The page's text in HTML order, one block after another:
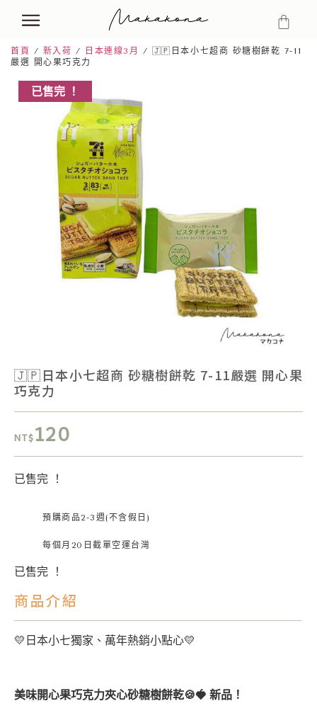
首頁 / 新入荷 / 日本連線3月
/ 🇯🇵日本小七超商 砂糖樹餅乾 7-11
嚴選 開心果巧克力
已售完 ！
🇯🇵日本小七超商 砂糖樹餅乾 7-11嚴選 開心果
巧克力
NT$120
已售完 ！
預購商品2-3週(不含假日)
每個月20日截單空運台灣
已售完 ！
商品介紹
💛日本小七獨家、萬年熱銷小點心💛
美味開心果巧克力夾心砂糖樹餅乾🍪🍓 新品！